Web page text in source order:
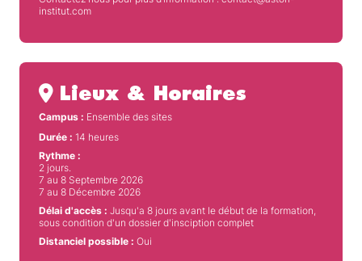
institut.com
Lieux & Horaires
Campus : Ensemble des sites
Durée : 14 heures
Rythme :
2 jours.
7 au 8 Septembre 2026
7 au 8 Décembre 2026
Délai d'accès : Jusqu'a 8 jours avant le début de la formation,
sous condition d'un dossier d'insciption complet
Distanciel possible : Oui